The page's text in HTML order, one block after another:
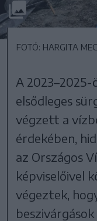
FOTÓ: HARGITA
A 2023–2025-
elsődleges
végzett a
érdekében,
az Országos
képviselőivel
végeztek,
beszivárgások